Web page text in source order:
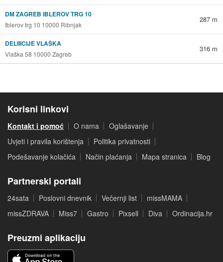
DM ZAGREB IBLEROV TRG 10
Iblerov trg 10 10000 Ribnjak
287 m
DELIIICIJE VLAŠKA
Vlaška 58 10000 Zagreb
316 m
Korisni linkovi
Kontakt i pomoć O nama
Oglašavanje
Uvjeti i pravila korištenja
Politika privatnosti
Podešavanje kolačića
Način plaćanja Mapa stranica Blog
Partnerski portali
24sata Poslovni dnevnik Večernji list
missMAMA
missZDRAVA
Miss7 Gastro Pixsell Diva Ordinacija.hr
Preuzmi aplikaciju